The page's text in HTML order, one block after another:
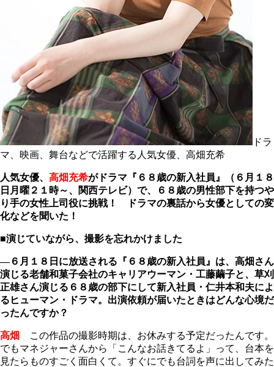
ドラ
マ、映画、舞台などで活躍する人気女優、高畑充希
人気女優、 高畑充希がドラマ『６８歳の新入社員』（６月１８
日月曜２１時～、関西テレビ）で、６８歳の男性部下を持つや
り手の女性上司役に挑戦！ ドラマの裏話から女優としての変
化などを聞いた！
■演じていながら、撮影を忘れかけました
―６月１８日に放送される『６８歳の新入社員』は、高畑さん
演じる老舗和菓子会社のキャリアウーマン・工藤繭子と、草刈
正雄さん演じる６８歳の部下にして新入社員・仁井本和夫によ
るヒューマン・ドラマ。出演依頼が届いたときはどんな心境だ
ったんですか？
高畑
この作品の撮影時期は、お休みする予定だったんです。
でもマネジャーさんから「こんなお話きてるよ」って、台本を
見たらものすごく面白くて。すぐにでも台詞を声に出してみた